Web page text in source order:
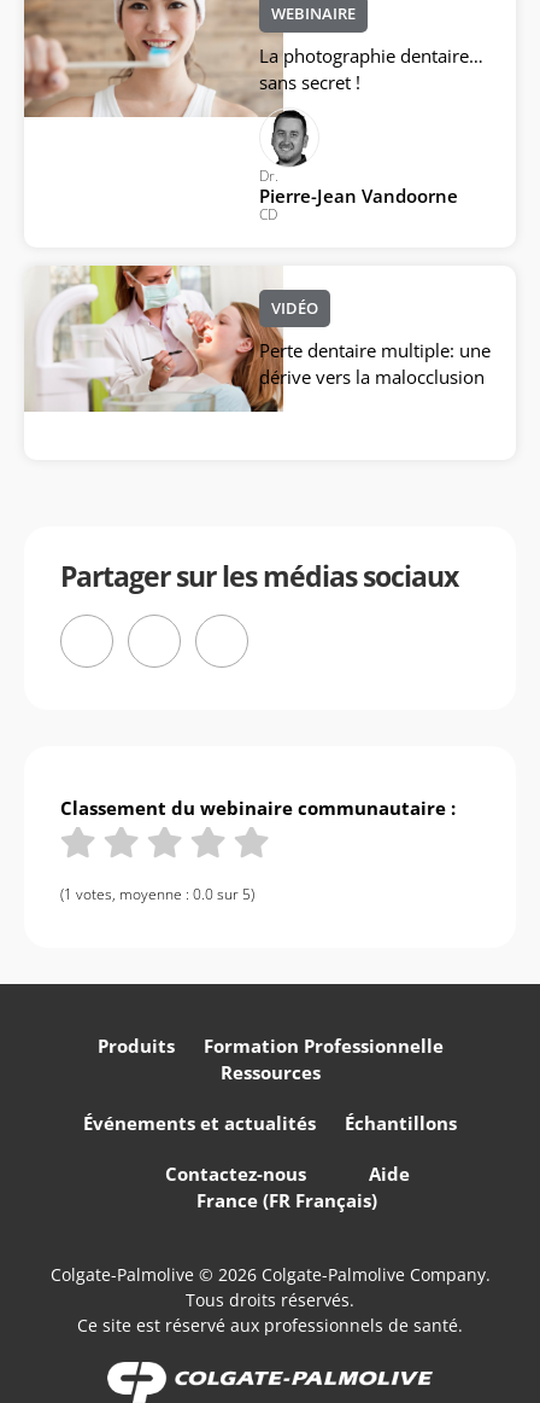
WEBINAIRE
La photographie dentaire…
sans secret !
Dr.
Pierre-Jean Vandoorne
CD
VIDÉO
Perte dentaire multiple: une
dérive vers la malocclusion
Partager sur les médias sociaux
Classement du webinaire communautaire :
(1 votes, moyenne : 0.0 sur 5)
Produits
Formation Professionnelle
Ressources
Événements et actualités Échantillons
Contactez-nous
Aide
France (FR Français)
Colgate-Palmolive © 2026 Colgate-Palmolive Company.
Tous droits réservés.
Ce site est réservé aux professionnels de santé.